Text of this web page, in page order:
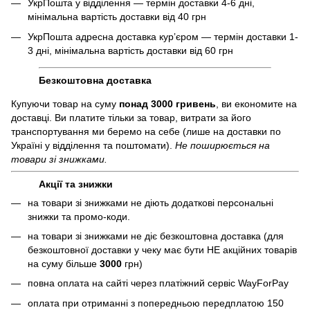
УкрПошта у відділення — термін доставки 4-6 дні,
мінімальна вартість доставки від 40 грн
УкрПошта адресна доставка курʼєром — термін доставки 1-
3 дні, мінімальна вартість доставки від 60 грн
Безкоштовна доставка
Купуючи товар на суму понад 3000 гривень , ви економите на
доставці. Ви платите тільки за товар, витрати за його
транспортування ми беремо на себе (лише на доставки по
Україні у відділення та поштомати). Не поширюється на
товари зі знижками.
Акції та знижки
на товари зі знижками не діють додаткові персональні
знижки та промо-коди.
на товари зі знижками не діє безкоштовна доставка (для
безкоштовної доставки у чеку має бути НЕ акційних товарів
на суму більше 3000 грн)
повна оплата на сайті через платіжний сервіc WayForPay
оплата при отриманні з попередньою передплатою 150